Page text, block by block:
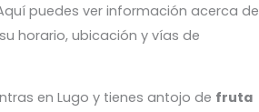
Aquí puedes ver información acerca de
horario, ubicación y vías de
en Lugo y tienes antojo de fruta